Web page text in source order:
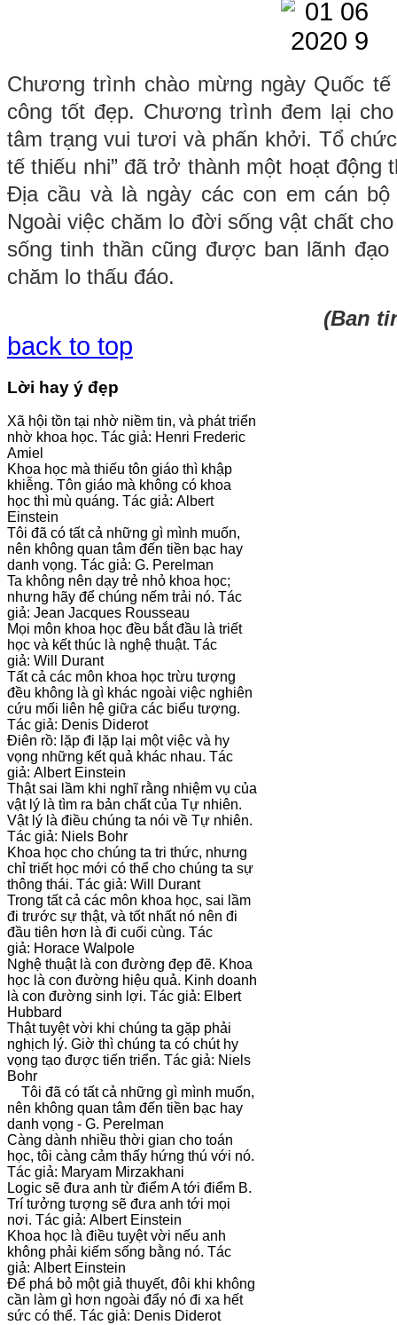
Chương trình chào mừng ngày Quốc
công tốt đẹp. Chương trình đem lại
tâm trạng vui tươi và phấn khởi. Tổ
tế thiếu nhi” đã trở thành một hoạt động
Địa cầu và là ngày các con em cán
Ngoài việc chăm lo đời sống vật chất
sống tinh thần cũng được ban lãnh
chăm lo thấu đáo.
(Ban
back to top
Lời hay ý đẹp
Xã hội tồn tại nhờ niềm tin, và phát triển
nhờ khoa học. Tác giả: Henri Frederic
Amiel
Khoa học mà thiếu tôn giáo thì khập
khiễng. Tôn giáo mà không có khoa
học thì mù quáng. Tác giả: Albert
Einstein
Tôi đã có tất cả những gì mình muốn,
nên không quan tâm đến tiền bạc hay
danh vọng. Tác giả: G. Perelman
Ta không nên dạy trẻ nhỏ khoa học;
nhưng hãy để chúng nếm trải nó. Tác
giả: Jean Jacques Rousseau
Mọi môn khoa học đều bắt đầu là triết
học và kết thúc là nghệ thuật. Tác
giả: Will Durant
Tất cả các môn khoa học trừu tượng
đều không là gì khác ngoài việc nghiên
cứu mối liên hệ giữa các biểu tượng.
Tác giả: Denis Diderot
Điên rồ: lặp đi lặp lại một việc và hy
vọng những kết quả khác nhau. Tác
giả: Albert Einstein
Thật sai lầm khi nghĩ rằng nhiệm vụ của
vật lý là tìm ra bản chất của Tự nhiên.
Vật lý là điều chúng ta nói về Tự nhiên.
Tác giả: Niels Bohr
Khoa học cho chúng ta tri thức, nhưng
chỉ triết học mới có thể cho chúng ta sự
thông thái. Tác giả: Will Durant
Trong tất cả các môn khoa học, sai lầm
đi trước sự thật, và tốt nhất nó nên đi
đầu tiên hơn là đi cuối cùng. Tác
giả: Horace Walpole
Nghệ thuật là con đường đẹp đẽ. Khoa
học là con đường hiệu quả. Kinh doanh
là con đường sinh lợi. Tác giả: Elbert
Hubbard
Thật tuyệt vời khi chúng ta gặp phải
nghịch lý. Giờ thì chúng ta có chút hy
vọng tạo được tiến triển. Tác giả: Niels
Bohr
Tôi đã có tất cả những gì mình muốn,
nên không quan tâm đến tiền bạc hay
danh vọng - G. Perelman
Càng dành nhiều thời gian cho toán
học, tôi càng cảm thấy hứng thú với nó.
Tác giả: Maryam Mirzakhani
Logic sẽ đưa anh từ điểm A tới điểm B.
Trí tưởng tượng sẽ đưa anh tới mọi
nơi. Tác giả: Albert Einstein
Khoa học là điều tuyệt vời nếu anh
không phải kiếm sống bằng nó. Tác
giả: Albert Einstein
Để phá bỏ một giả thuyết, đôi khi không
cần làm gì hơn ngoài đẩy nó đi xa hết
sức có thể. Tác giả: Denis Diderot